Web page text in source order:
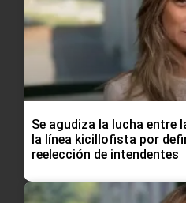
Se agudiza la lucha entre
la línea kicillofista por
reelección de intendentes